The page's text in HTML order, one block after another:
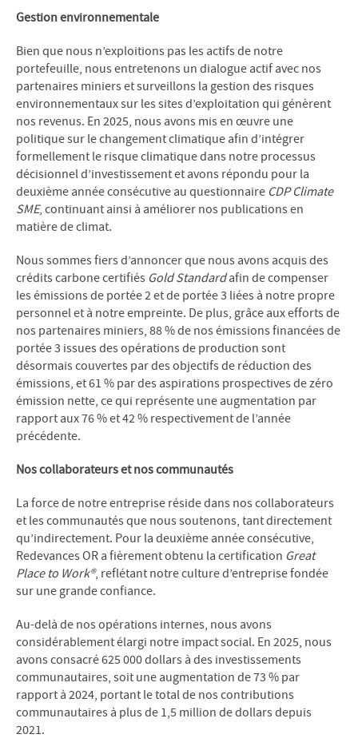
Gestion environnementale
Bien que nous n’exploitions pas les actifs de notre
portefeuille, nous entretenons un dialogue actif avec nos
partenaires miniers et surveillons la gestion des risques
environnementaux sur les sites d’exploitation qui génèrent
nos revenus. En 2025, nous avons mis en œuvre une
politique sur le changement climatique afin d’intégrer
formellement le risque climatique dans notre processus
décisionnel d’investissement et avons répondu pour la
deuxième année consécutive au questionnaire CDP Climate
SME, continuant ainsi à améliorer nos publications en
matière de climat.
Nous sommes fiers d’annoncer que nous avons acquis des
crédits carbone certifiés Gold Standardafin de compenser
les émissions de portée 2 et de portée 3 liées à notre propre
personnel et à notre empreinte. De plus, grâce aux efforts de
nos partenaires miniers, 88 % de nos émissions financées de
portée 3 issues des opérations de production sont
désormais couvertes par des objectifs de réduction des
émissions, et 61 % par des aspirations prospectives de zéro
émission nette, ce qui représente une augmentation par
rapport aux 76 % et 42 % respectivement de l’année
précédente.
Nos collaborateurs et nos communautés
La force de notre entreprise réside dans nos collaborateurs
et les communautés que nous soutenons, tant directement
qu’indirectement. Pour la deuxième année consécutive,
Redevances OR a fièrement obtenu la certification Great
Place to Work®, reflétant notre culture d’entreprise fondée
sur une grande confiance.
Au-delà de nos opérations internes, nous avons
considérablement élargi notre impact social. En 2025, nous
avons consacré 625 000 dollars à des investissements
communautaires, soit une augmentation de 73 % par
rapport à 2024, portant le total de nos contributions
communautaires à plus de 1,5 million de dollars depuis
2021.